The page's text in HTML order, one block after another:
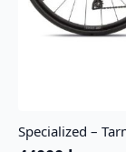
Specialized –